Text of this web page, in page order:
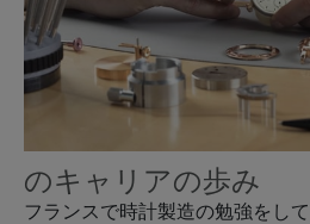
のキャリアの歩み
フランスで時計製造の勉強をし